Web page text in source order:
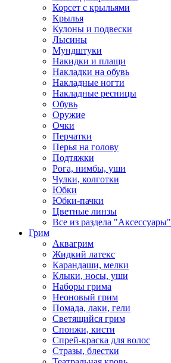
Корсет с крыльями
Крылья
Кулоны и подвески
Лысины
Мундштуки
Накидки и плащи
Накладки на обувь
Накладные ногти
Накладные ресницы
Обувь
Оружие
Очки
Перчатки
Перья на голову
Подтяжки
Рога, нимбы, уши
Чулки, колготки
Юбки
Юбки-пачки
Цветные линзы
Все из раздела "Аксессуары"
Грим
Аквагрим
Жидкий латекс
Карандаши, мелки
Клыки, носы, уши
Наборы грима
Неоновый грим
Помада, лаки, гели
Светящийся грим
Спонжи, кисти
Спрей-краска для волос
Стразы, блестки